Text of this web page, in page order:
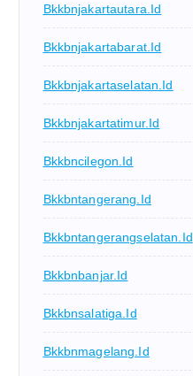
Bkkbnjakartautara.id
Bkkbnjakartabarat.id
Bkkbnjakartaselatan.id
Bkkbnjakartatimur.id
Bkkbncilegon.id
Bkkbntangerang.id
Bkkbntangerangselatan.id
Bkkbnbanjar.id
Bkkbnsalatiga.id
Bkkbnmagelang.id